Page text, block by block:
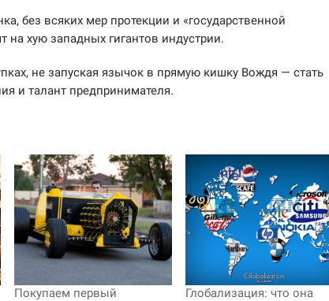
без всяких мер протекции и «государственной
хую западных гигантов индустрии.
не запуская язычок в прямую кишку Вождя — стать
и талант предпринимателя.
Покупаем первый
Глобализация: что она